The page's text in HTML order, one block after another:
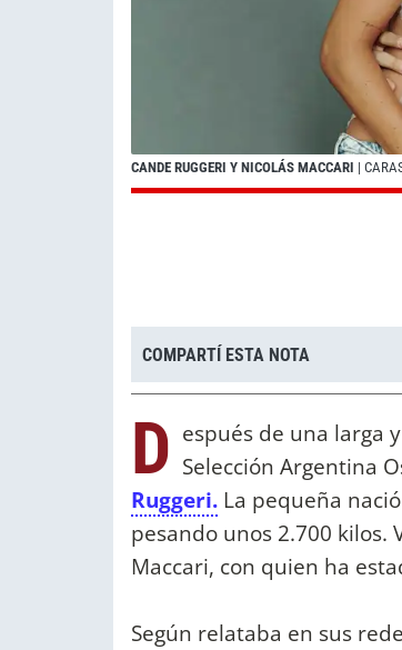
CANDE RUGGERI Y NICOLÁS MACCARI |
COMPARTÍ ESTA NOTA
D espués de una larga
Selección Argentina
Ruggeri. La pequeña
pesando unos 2.700 kilos.
Maccari, con quien ha
Según relataba en sus